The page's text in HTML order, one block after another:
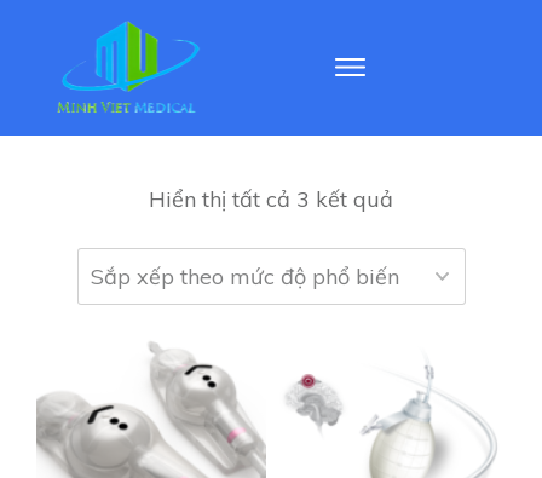
Hiển thị tất cả 3 kết quả